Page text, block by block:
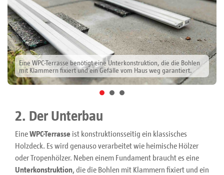
Eine WPC-Terrasse benötigt eine Unterkonstruktion, die die Bohlen
mit Klammern fixiert und ein Gefälle vom Haus weg garantiert.
2. Der Unterbau
EineWPC-Terrasse ist konstruktionsseitig ein klassisches
Holzdeck. Es wird genauso verarbeitet wie heimische Hölzer
oder Tropenhölzer. Neben einem Fundament braucht es eine
Unterkonstruktion, die die Bohlen mit Klammern fixiert und ein